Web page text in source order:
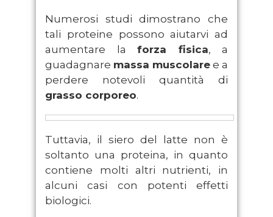
Numerosi studi dimostrano che
tali proteine possono aiutarvi ad
aumentare la forza fisica, a
guadagnare massa muscolare e a
perdere notevoli quantità di
grasso corporeo.
Tuttavia, il siero del latte non è
soltanto una proteina, in quanto
contiene molti altri nutrienti, in
alcuni casi con potenti effetti
biologici.